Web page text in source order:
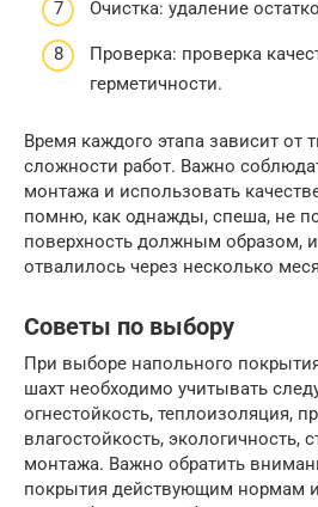
Очистка: удаление
Проверка: проверка
герметичности.
Время каждого этапа зависит от
сложности работ. Важно
монтажа и использовать
помню, как однажды, спеша, не
поверхность должным образом,
отвалилось через несколько
Советы по выбору
При выборе напольного
шахт необходимо учитывать
огнестойкость, теплоизоляция,
влагостойкость, экологичность,
монтажа. Важно обратить
покрытия действующим нормам